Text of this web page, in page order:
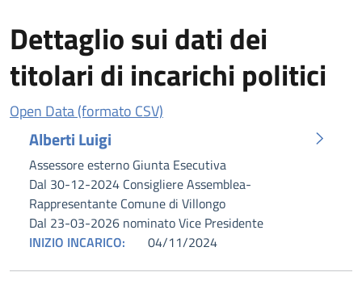
Dettaglio sui dati dei
titolari di incarichi politici
Open Data (formato CSV)
Alberti Luigi
Assessore esterno Giunta Esecutiva
Dal 30-12-2024 Consigliere Assemblea-
Rappresentante Comune di Villongo
Dal 23-03-2026 nominato Vice Presidente
INIZIO INCARICO:
04/11/2024